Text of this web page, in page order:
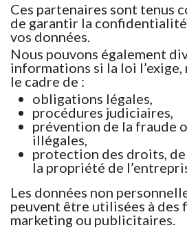
Ces partenaires sont tenus
de garantir la
vos données.
Nous pouvons également
informations si la loi l’exige,
le cadre de :
obligations légales,
procédures judiciaires,
prévention de la fraude
illégales,
protection des droits,
la propriété de
Les données non
peuvent être utilisées à des
marketing ou publicitaires.